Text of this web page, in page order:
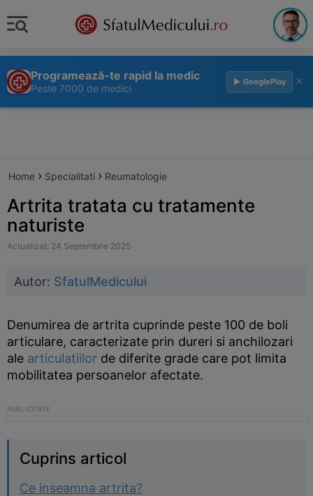
Programează-te rapid la medic
Peste 7000 de medici
▶ GooglePlay ×
Home › Specialitati › Reumatologie
Artrita tratata cu tratamente
naturiste
Actualizat: 24 Septembrie 2025
Autor: SfatulMedicului
Denumirea de artrita cuprinde peste 100 de boli
articulare, caracterizate prin dureri si anchilozari
ale articulatiilor de diferite grade care pot limita
mobilitatea persoanelor afectate.
Cuprins articol
Ce inseamna artrita?